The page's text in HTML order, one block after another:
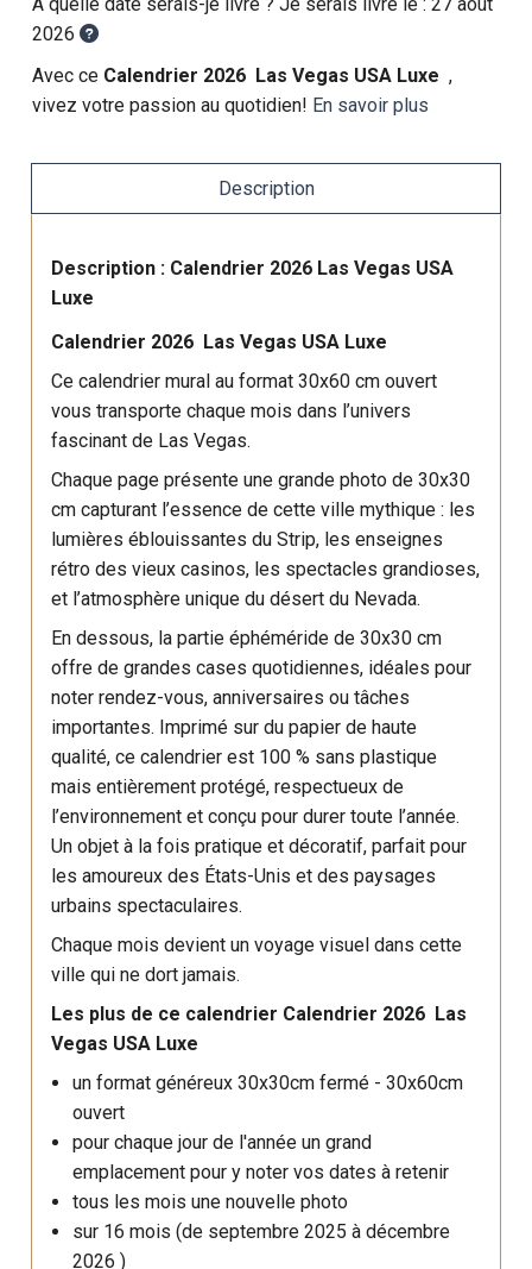
2026
Avec ce Calendrier 2026 Las Vegas USA Luxe,
vivez votre passion au quotidien! En savoir plus
Description
Description : Calendrier 2026 Las Vegas USA
Luxe
Calendrier 2026 Las Vegas USA Luxe
Ce calendrier mural au format 30x60 cm ouvert
vous transporte chaque mois dans l’univers
fascinant de Las Vegas.
Chaque page présente une grande photo de 30x30
cm capturant l’essence de cette ville mythique : les
lumières éblouissantes du Strip, les enseignes
rétro des vieux casinos, les spectacles grandioses,
et l’atmosphère unique du désert du Nevada.
En dessous, la partie éphéméride de 30x30 cm
offre de grandes cases quotidiennes, idéales pour
noter rendez-vous, anniversaires ou tâches
importantes. Imprimé sur du papier de haute
qualité, ce calendrier est 100 % sans plastique
mais entièrement protégé, respectueux de
l’environnement et conçu pour durer toute l’année.
Un objet à la fois pratique et décoratif, parfait pour
les amoureux des États-Unis et des paysages
urbains spectaculaires.
Chaque mois devient un voyage visuel dans cette
ville qui ne dort jamais.
Les plus de ce calendrier Calendrier 2026 Las
Vegas USA Luxe
un format généreux 30x30cm fermé - 30x60cm
ouvert
pour chaque jour de l'année un grand
emplacement pour y noter vos dates à retenir
tous les mois une nouvelle photo
sur 16 mois (de septembre 2025 à décembre
2026 )